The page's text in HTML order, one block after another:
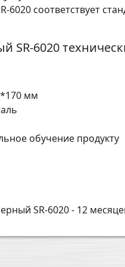
6020 соответствует
SR-6020
мм
обучение продукту
SR-6020 - 12